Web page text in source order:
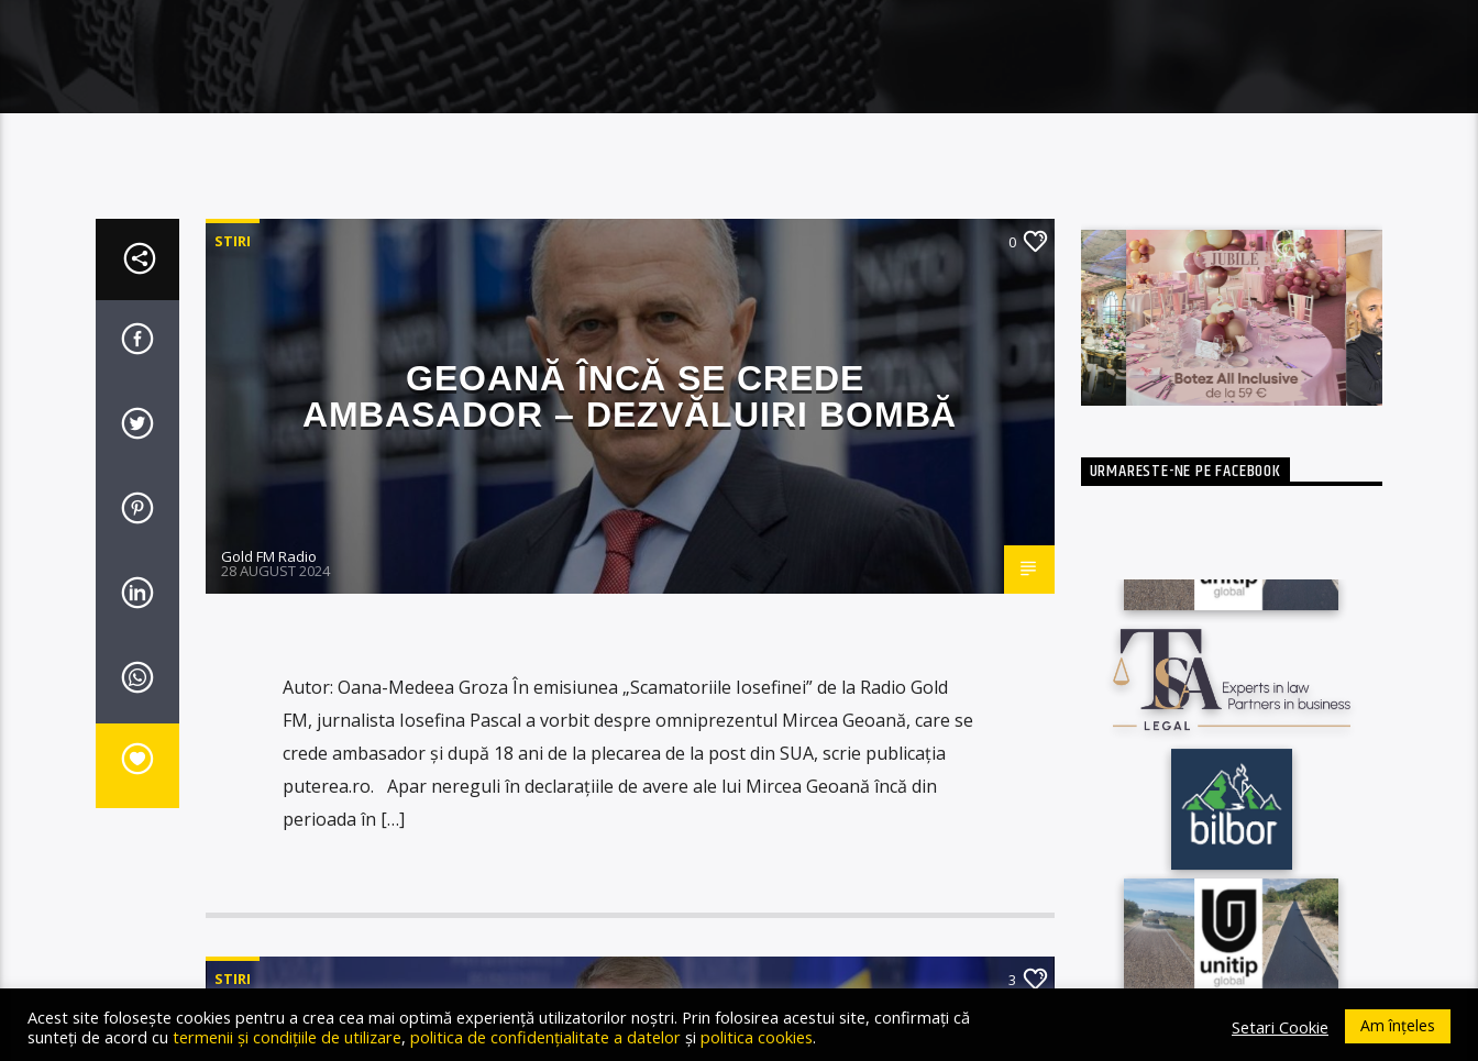
STIRI 0
GEOANĂ ÎNCĂ SE CREDE
AMBASADOR – DEZVĂLUIRI BOMBĂ
Gold FM Radio
28 AUGUST 2024
Autor: Oana-Medeea Groza În emisiunea „Scamatoriile Iosefinei” de la Radio Gold
FM, jurnalista Iosefina Pascal a vorbit despre omniprezentul Mircea Geoană, care se
crede ambasador și după 18 ani de la plecarea de la post din SUA, scrie publicația
puterea.ro. Apar nereguli în declarațiile de avere ale lui Mircea Geoană încă din
perioada în […]
STIRI 3
URMARESTE-NE PE FACEBOOK
Acest site folosește cookies pentru a crea cea mai optimă experiență utilizatorilor noștri. Prin folosirea acestui site, confirmați că
sunteți de acord cu termenii și condițiile de utilizare, politica de confidențialitate a datelor și politica cookies. Setari Cookie Am înțeles